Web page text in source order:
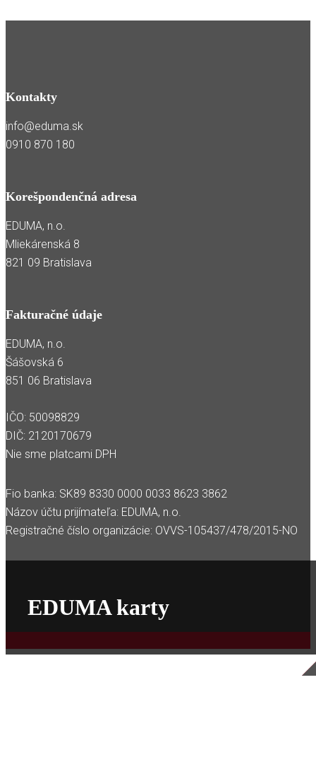
EDUMA karty
Kontakty
info@eduma.sk
0910 870 180
Korešpondenčná adresa
EDUMA, n.o.
Mliekárenská 8
821 09 Bratislava
Fakturačné údaje
EDUMA, n.o.
Šášovská 6
851 06 Bratislava
IČO: 50098829
DIČ: 2120170679
Nie sme platcami DPH
Fio banka: SK89 8330 0000 0033 8623 3862
Názov účtu prijímateľa: EDUMA, n.o.
Registračné číslo organizácie: OVVS-105437/478/2015-NO